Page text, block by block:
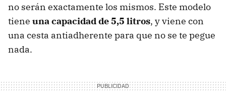
no serán exactamente los mismos. Este modelo
tiene una capacidad de 5,5 litros, y viene con
una cesta antiadherente para que no se te pegue
nada.